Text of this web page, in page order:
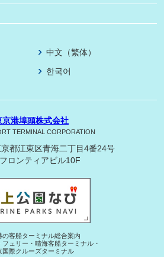
中文（繁体）
한국어
京港埠頭株式会社
TERMINAL CORPORATION
都江東区青海二丁目4番24号
ロンティアビル10F
の客船ターミナル総合案内
ェリー・晴海客船ターミナル・
国際クルーズターミナル